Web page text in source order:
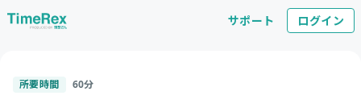
サポート ログイン
所要時間 60分